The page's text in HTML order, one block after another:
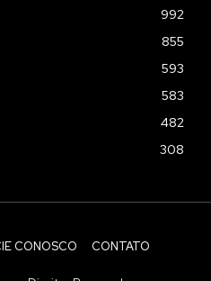
992
855
593
583
482
308
CONOSCO CONTATO